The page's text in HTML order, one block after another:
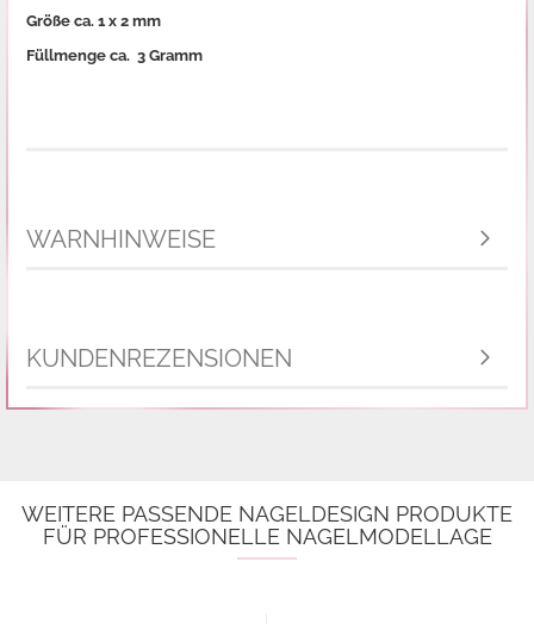
Größe ca. 1 x 2 mm
Füllmenge ca. 3 Gramm
WARNHINWEISE
KUNDENREZENSIONEN
WEITERE PASSENDE NAGELDESIGN PRODUKTE
FÜR PROFESSIONELLE NAGELMODELLAGE